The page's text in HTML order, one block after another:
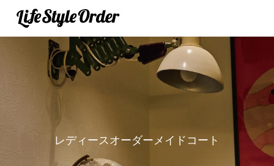
レディースオーダーメイドコート